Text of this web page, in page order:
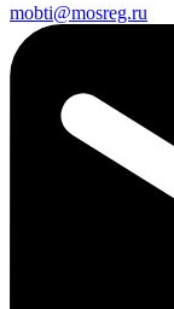
mobti@mosreg.ru